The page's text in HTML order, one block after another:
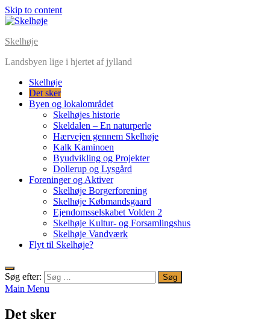
Skip to content
Skelhøje
Landsbyen lige i hjertet af jylland
Skelhøje
Det sker
Byen og lokalområdet
Skelhøjes historie
Skeldalen – En naturperle
Hærvejen gennem Skelhøje
Kalk Kaminoen
Byudvikling og Projekter
Dollerup og Lysgård
Foreninger og Aktiver
Skelhøje Borgerforening
Skelhøje Købmandsgaard
Ejendomsselskabet Volden 2
Skelhøje Kultur- og Forsamlingshus
Skelhøje Vandværk
Flyt til Skelhøje?
Søg efter:
Main Menu
Det sker